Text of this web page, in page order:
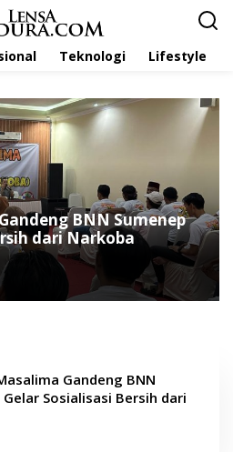
Teknologi Lifestyle
BNN Sumenep
dari Narkoba
Gandeng BNN
Gelar Sosialisasi Bersih dari